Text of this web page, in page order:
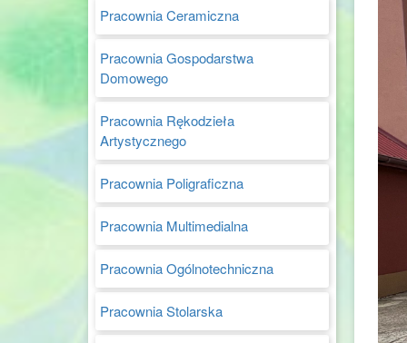
Pracownia Ceramiczna
Pracownia Gospodarstwa
Domowego
Pracownia Rękodzieła
Artystycznego
Pracownia Poligraficzna
Pracownia Multimedialna
Pracownia Ogólnotechniczna
Pracownia Stolarska